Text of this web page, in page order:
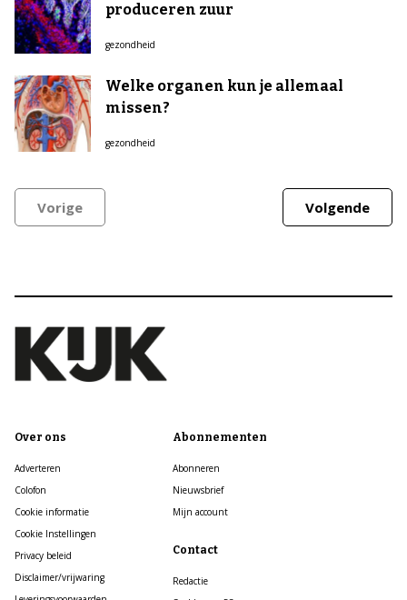
produceren zuur
gezondheid
Welke organen kun je allemaal
missen?
gezondheid
Vorige Volgende
Over ons
Adverteren
Colofon
Cookie informatie
Cookie Instellingen
Privacy beleid
Disclaimer/vrijwaring
Abonnementen
Abonneren
Nieuwsbrief
Mijn account
Contact
Redactie